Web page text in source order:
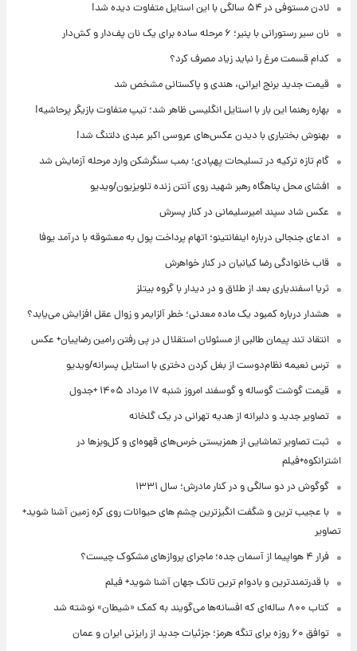
لادن مستوفی در ۵۴ سالگی با این استایل متفاوت دیده شد!
نان سیر رستورانی با پنیر؛ ۶ مرحله ساده برای یک نان پف‌دار و کش‌دار
کدام قسمت مرغ را نباید زیاد مصرف کرد؟
قیمت جدید برنج ایرانی، هندی و پاکستانی مشخص شد
بهاره رهنما این بار با استایل انگلیسی ظاهر شد؛ تیپ متفاوت بازیگر پرحاشیه!
بهنوش بختیاری با دیدن عکس‌های عروسی اکبر عبدی دلتنگ شد!
گام تازه ترکیه در تسلیحات پهپادی؛ بمب سنگرشکن وارد مرحله آزمایش شد
افشای محل پناهگاه‌ رهبر شهید روی آنتن زنده تلویزیون/ویدیو
عکس شاد سپند امیرسلیمانی در کنار پسرش
ادعای جنجالی درباره اینفانتینو؛ اتهام پرداخت پول به معشوقه با درآمد یوفا
قاب خانوادگی رضا کیانیان در کنار خواهرش
ثریا اسفندیاری بعد از طلاق و در دیدار با گروه بیتلز
هشدار درباره کمبود یک ماده معدنی؛ خطر آلزایمر و زوال عقل افزایش می‌یابد؟
انتقاد تند پیمان طالبی از مسئولان استقلال در پی رفتن رامین رضاییان+ عکس
ترس نعیمه نظام‌دوست از بغل کردن دختری با استایل پسرانه/ویدیو
قیمت گوشت گوساله و گوسفند امروز شنبه ۱۷ مرداد ۱۴۰۵ +جدول
تصاویر جدید و دلبرانه از هدیه تهرانی در یک گلخانه
ثبت تصاویر تماشایی از همزیستی خرس‌های قهوه‌ای و کل‌وبزها در
اشترانکوه+فیلم
گوگوش در دو سالگی و در کنار مادرش؛ سال ۱۳۳۱
با عجیب ترین و شگفت انگیزترین چشم های حیوانات روی کره زمین آشنا شوید+
تصاویر
فرار ۴ هواپیما از آسمان جده؛ ماجرای پروازهای مشکوک چیست؟
با قدرتمندترین و بادوام ترین تانک جهان آشنا شوید+ فیلم
کتاب ۸۰۰ ساله‌ای که افسانه‌ها می‌گویند به کمک «شیطان» نوشته شد
توافق ۶۰ روزه برای تنگه هرمز؛ جزئیات جدید از رایزنی ایران و عمان